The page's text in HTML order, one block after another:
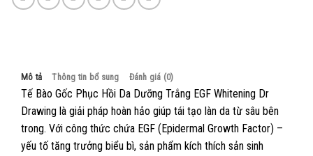
Mô tả Thông tin bổ sung Đánh giá (0)
Tế Bào Gốc Phục Hồi Da Dưỡng Trắng EGF Whitening Dr
Drawing là giải pháp hoàn hảo giúp tái tạo làn da từ sâu bên
trong. Với công thức chứa EGF (Epidermal Growth Factor) –
yếu tố tăng trưởng biểu bì, sản phẩm kích thích sản sinh